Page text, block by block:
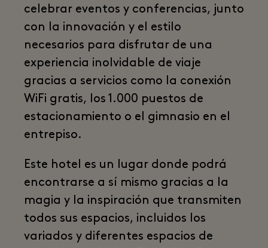
celebrar eventos y conferencias, junto
con la innovación y el estilo
necesarios para disfrutar de una
experiencia inolvidable de viaje
gracias a servicios como la conexión
WiFi gratis, los 1.000 puestos de
estacionamiento o el gimnasio en el
entrepiso.
Este hotel es un lugar donde podrá
encontrarse a sí mismo gracias a la
magia y la inspiración que transmiten
todos sus espacios, incluidos los
variados y diferentes espacios de